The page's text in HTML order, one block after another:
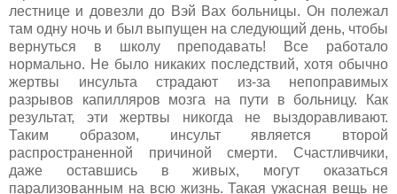
лестнице и довезли до Вэй Вах больницы. Он полежал
там одну ночь и был выпущен на следующий день, чтобы
вернуться в школу преподавать! Все работало
нормально. Не было никаких последствий, хотя обычно
жертвы инсульта страдают из-за непоправимых
разрывов капилляров мозга на пути в больницу. Как
результат, эти жертвы никогда не выздоравливают.
Таким образом, инсульт является второй
распространенной причиной смерти. Счастливчики,
даже оставшись в живых, могут оказаться
парализованным на всю жизнь. Такая ужасная вещь не